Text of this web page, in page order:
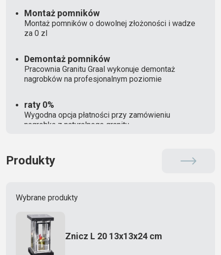
Montaż pomników
Montaż pomników o dowolnej złożoności i wadze
za 0 zl
Demontaż pomników
Pracownia Granitu Graal wykonuje demontaż
nagrobków na profesjonalnym poziomie
raty 0%
Wygodna opcja płatności przy zamówieniu
nagrobka z naturalnego granitu
Produkty
Wybrane produkty
Znicz L 20 13x13x24 cm